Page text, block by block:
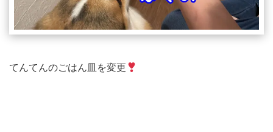
てんてんのごはん皿を変更